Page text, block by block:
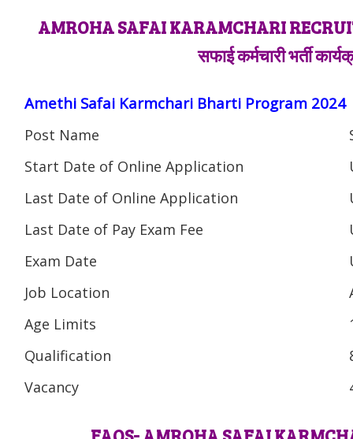
AMROHA SAFAI KARAMCHARI
सफाई कर्मचारी भर्ती
Amethi Safai Karmchari Bharti Program 2024
Post Name
Start Date of Online Application
Last Date of Online Application
Last Date of Pay Exam Fee
Exam Date
Job Location
Age Limits
Qualification
Vacancy